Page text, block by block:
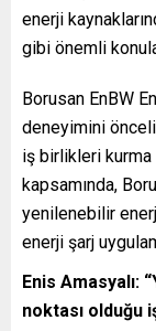
enerji
gibi önemli
Borusan EnBW
deneyimini
iş birlikleri
kapsamında,
yenilenebilir
enerji şarj
Enis Amasyalı:
noktası olduğu